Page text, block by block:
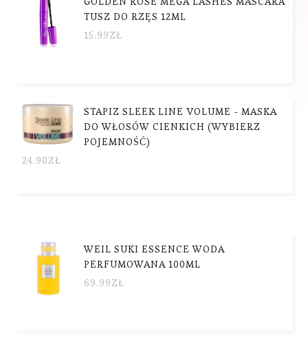
TUSZ DO RZĘS 12ML
15.99ZŁ
STAPIZ SLEEK LINE VOLUME - MASKA
DO WŁOSÓW CIENKICH (WYBIERZ
POJEMNOŚĆ)
24.90ZŁ
WEIL SUKI ESSENCE WODA
PERFUMOWANA 100ML
69.99ZŁ